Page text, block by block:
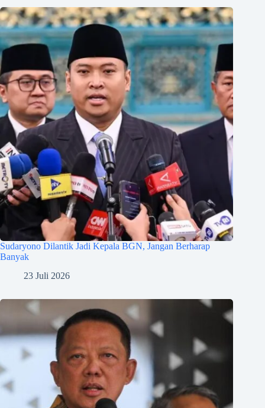
Sudaryono Dilantik Jadi Kepala BGN, Jangan Berharap
Banyak
23 Juli 2026